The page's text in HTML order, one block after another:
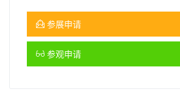
参展申请
参观申请